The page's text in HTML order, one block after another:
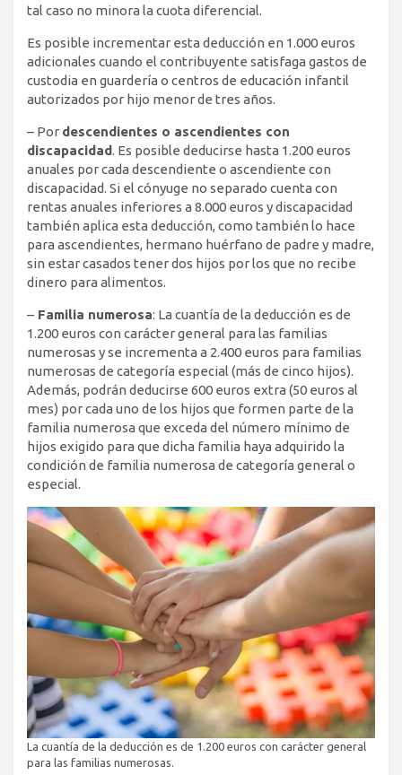
tal caso no minora la cuota diferencial.
Es posible incrementar esta deducción en 1.000 euros
adicionales cuando el contribuyente satisfaga gastos de
custodia en guardería o centros de educación infantil
autorizados por hijo menor de tres años.
– Por descendientes o ascendientes con
discapacidad. Es posible deducirse hasta 1.200 euros
anuales por cada descendiente o ascendiente con
discapacidad. Si el cónyuge no separado cuenta con
rentas anuales inferiores a 8.000 euros y discapacidad
también aplica esta deducción, como también lo hace
para ascendientes, hermano huérfano de padre y madre,
sin estar casados tener dos hijos por los que no recibe
dinero para alimentos.
– Familia numerosa: La cuantía de la deducción es de
1.200 euros con carácter general para las familias
numerosas y se incrementa a 2.400 euros para familias
numerosas de categoría especial (más de cinco hijos).
Además, podrán deducirse 600 euros extra (50 euros al
mes) por cada uno de los hijos que formen parte de la
familia numerosa que exceda del número mínimo de
hijos exigido para que dicha familia haya adquirido la
condición de familia numerosa de categoría general o
especial.
La cuantía de la deducción es de 1.200 euros con carácter general
para las familias numerosas.